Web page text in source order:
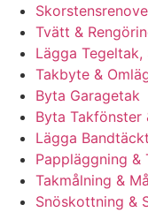
Tvätt &
Lägga
Takbyte &
Byta Garagetak
Byta Takfönster
Lägga
Pappläggning &
Takmålning &
Snöskottning &